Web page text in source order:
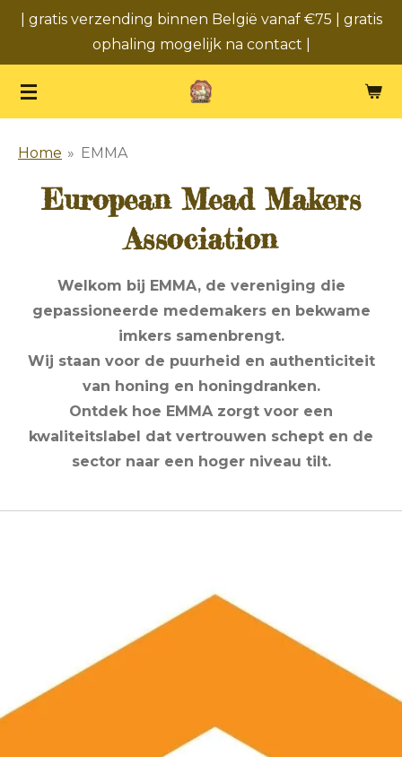
de
hoofdinhoud
| gratis verzending binnen België vanaf €75 | gratis
ophaling mogelijk na contact |
Home » EMMA
European Mead Makers
Association
Welkom bij EMMA, de vereniging die
gepassioneerde medemakers en bekwame
imkers samenbrengt.
Wij staan voor de puurheid en authenticiteit
van honing en honingdranken.
Ontdek hoe EMMA zorgt voor een
kwaliteitslabel dat vertrouwen schept en de
sector naar een hoger niveau tilt.